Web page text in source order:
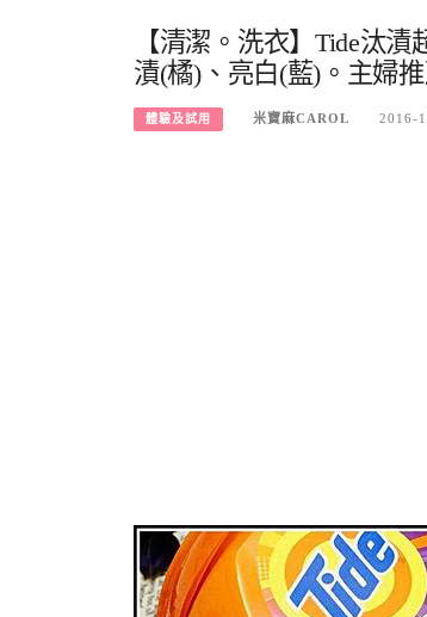
【清潔。洗衣】Tide汰
漬(橘)、亮白(藍)。主婦
體驗及試用 米寶麻CAROL 2016-